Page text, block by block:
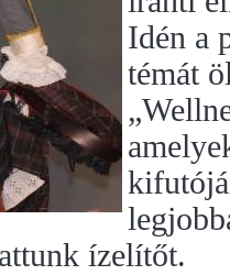
Idén a
témát
ízelítőt.